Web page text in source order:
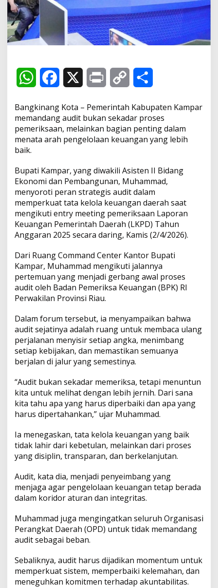
e
r
a
n
A
l
a
m
i
k
a
k
a
n
T
a
t
K
e
o
l
e
u
a
n
g
a
W
a
t
A
p
p
c
e
o
o
k
n
p
y
i
n
k
a
r
Bangkinang Kota – Pemerintah Kabupaten Kampar
memandang audit bukan sekadar proses
pemeriksaan, melainkan bagian penting dalam
menata arah pengelolaan keuangan yang lebih
baik.
Bupati Kampar, yang diwakili Asisten II Bidang
Ekonomi dan Pembangunan, Muhammad,
menyoroti peran strategis audit dalam
memperkuat tata kelola keuangan daerah saat
mengikuti entry meeting pemeriksaan Laporan
Keuangan Pemerintah Daerah (LKPD) Tahun
Anggaran 2025 secara daring, Kamis (2/4/2026).
Dari Ruang Command Center Kantor Bupati
Kampar, Muhammad mengikuti jalannya
pertemuan yang menjadi gerbang awal proses
audit oleh Badan Pemeriksa Keuangan (BPK) RI
Perwakilan Provinsi Riau.
Dalam forum tersebut, ia menyampaikan bahwa
audit sejatinya adalah ruang untuk membaca ulang
perjalanan menyisir setiap angka, menimbang
setiap kebijakan, dan memastikan semuanya
berjalan di jalur yang semestinya.
“Audit bukan sekadar memeriksa, tetapi menuntun
kita untuk melihat dengan lebih jernih. Dari sana
kita tahu apa yang harus diperbaiki dan apa yang
harus dipertahankan,” ujar Muhammad.
Ia menegaskan, tata kelola keuangan yang baik
tidak lahir dari kebetulan, melainkan dari proses
yang disiplin, transparan, dan berkelanjutan.
Audit, kata dia, menjadi penyeimbang yang
menjaga agar pengelolaan keuangan tetap berada
dalam koridor aturan dan integritas.
Muhammad juga mengingatkan seluruh Organisasi
Perangkat Daerah (OPD) untuk tidak memandang
audit sebagai beban.
Sebaliknya, audit harus dijadikan momentum untuk
memperkuat sistem, memperbaiki kelemahan, dan
meneguhkan komitmen terhadap akuntabilitas.